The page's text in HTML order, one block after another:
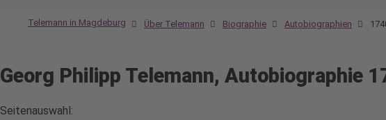
Telemann in Magdeburg Über Telemann Biographie Autobiographien
Georg Philipp Telemann, Autobiographie
Seitenauswahl: